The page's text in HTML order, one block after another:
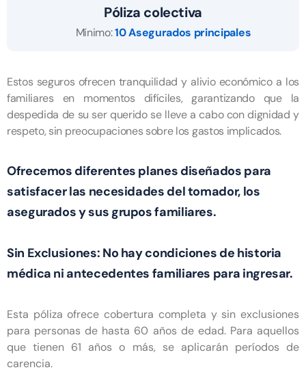
Póliza colectiva
Mínimo:10 Asegurados principales
Estos seguros ofrecen tranquilidad y alivio económico a los
familiares en momentos difíciles, garantizando que la
despedida de su ser querido se lleve a cabo con dignidad y
respeto, sin preocupaciones sobre los gastos implicados.
Ofrecemos diferentes planes diseñados para
satisfacer las necesidades del tomador, los
asegurados y sus grupos familiares.
Sin Exclusiones: No hay condiciones de historia
médica ni antecedentes familiares para ingresar.
Esta póliza ofrece cobertura completa y sin exclusiones
para personas de hasta 60 años de edad. Para aquellos
que tienen 61 años o más, se aplicarán períodos de
carencia.